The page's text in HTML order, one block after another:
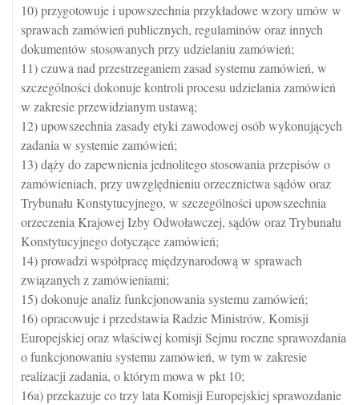
10) przygotowuje i upowszechnia przykładowe wzory umów w
sprawach zamówień publicznych, regulaminów oraz innych
dokumentów stosowanych przy udzielaniu zamówień;
11) czuwa nad przestrzeganiem zasad systemu zamówień, w
szczególności dokonuje kontroli procesu udzielania zamówień
w zakresie przewidzianym ustawą;
12) upowszechnia zasady etyki zawodowej osób wykonujących
zadania w systemie zamówień;
13) dąży do zapewnienia jednolitego stosowania przepisów o
zamówieniach, przy uwzględnieniu orzecznictwa sądów oraz
Trybunału Konstytucyjnego, w szczególności upowszechnia
orzeczenia Krajowej Izby Odwoławczej, sądów oraz Trybunału
Konstytucyjnego dotyczące zamówień;
14) prowadzi współpracę międzynarodową w sprawach
związanych z zamówieniami;
15) dokonuje analiz funkcjonowania systemu zamówień;
16) opracowuje i przedstawia Radzie Ministrów, Komisji
Europejskiej oraz właściwej komisji Sejmu roczne sprawozdania
o funkcjonowaniu systemu zamówień, w tym w zakresie
realizacji zadania, o którym mowa w pkt 10;
16a) przekazuje co trzy lata Komisji Europejskiej sprawozdanie